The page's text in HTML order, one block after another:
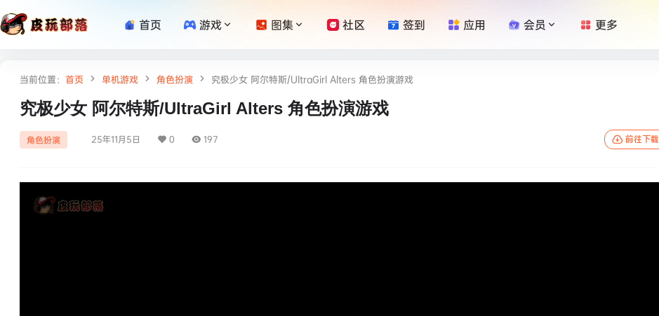
首页 游戏 图集 社区 签到 应用 会员 更多
当前位置： 首页 单机游戏 角色扮演 究极少女 阿尔特斯/UltraGirl Alters 角色扮演游戏
究极少女 阿尔特斯/UltraGirl Alters 角色扮演游戏
角色扮演 25年11月5日 0 197 前往下载